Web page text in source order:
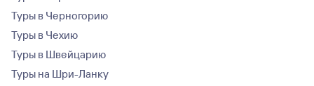
Туры в Черногорию
Туры в Чехию
Туры в Швейцарию
Туры на Шри-Ланку